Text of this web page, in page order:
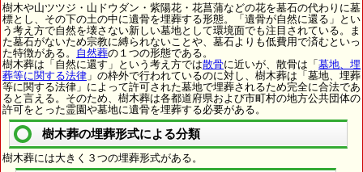
樹木や山ツツジ・山ドウダン・紫陽花・花菖蒲などの花を墓石の代わりに墓
標とし、その下の土の中に遺骨を埋葬する形態。「遺骨が自然に還る」とい
う考え方で自然を壊さない新しい墓地として環境面でも注目されている。ま
た墓石がないため宗教に縛られないことや、墓石よりも低費用で済むといっ
た特徴がある。 自然葬の１つの形態である。
樹木葬は「自然に還す」という考え方では散骨に近いが、散骨は「 墓地、埋
葬等に関する法律 」の枠外で行われているのに対し、樹木葬は「墓地、埋葬
等に関する法律」によって許可された墓地で埋葬されるため完全に合法であ
ると言える。そのため、樹木葬は各都道府県および市町村の地方公共団体の
許可をとった霊園や墓地に遺骨を埋葬する必要がある。
樹木葬の埋葬形式による分類
樹木葬には大きく３つの埋葬形式がある。